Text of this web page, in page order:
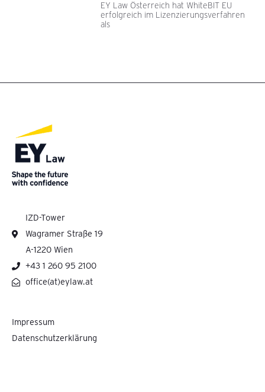
EY Law Österreich hat WhiteBIT EU
erfolgreich im Lizenzierungsverfahren
als
IZD-Tower
Wagramer Straße 19
A-1220 Wien
+43 1 260 95 2100
office(at)eylaw.at
Impressum
Datenschutzerklärung